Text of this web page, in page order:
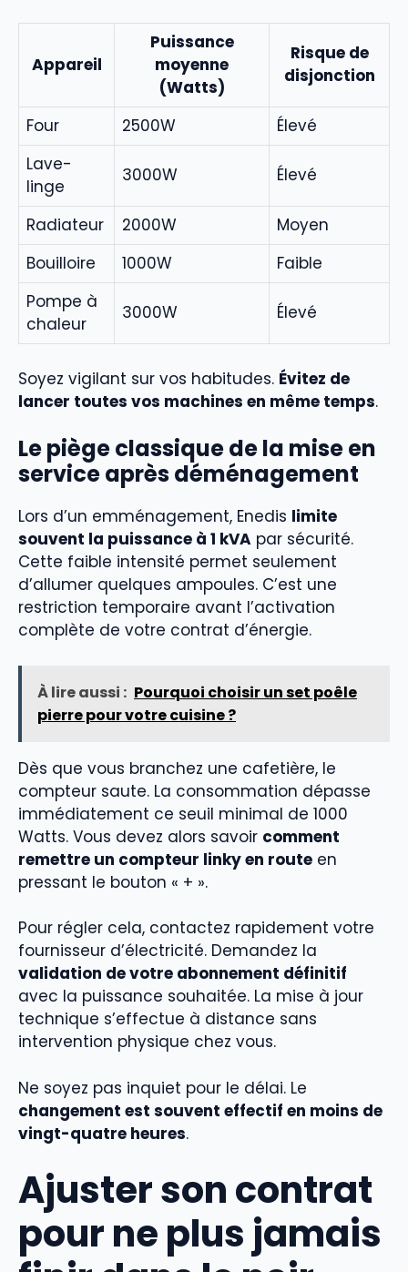
Appareil
Puissance
moyenne
(Watts)
Risque de
disjonction
Four 2500W
Élevé
Lave-
linge
3000W Élevé
Radiateur 2000W
Moyen
Bouilloire
1000W
Faible
Pompe à
chaleur
3000W Élevé
Soyez vigilant sur vos habitudes. Évitez de
lancer toutes vos machines en même temps.
Le piège classique de la mise en
service après déménagement
Lors d’un emménagement, Enedis limite
souvent la puissance à 1 kVA par sécurité.
Cette faible intensité permet seulement
d’allumer quelques ampoules. C’est une
restriction temporaire avant l’activation
complète de votre contrat d’énergie.
À lire aussi : Pourquoi choisir un set poêle
pierre pour votre cuisine ?
Dès que vous branchez une cafetière, le
compteur saute. La consommation dépasse
immédiatement ce seuil minimal de 1000
Watts. Vous devez alors savoir comment
remettre un compteur linky en route en
pressant le bouton « + ».
Pour régler cela, contactez rapidement votre
fournisseur d’électricité. Demandez la
validation de votre abonnement définitif
avec la puissance souhaitée. La mise à jour
technique s’effectue à distance sans
intervention physique chez vous.
Ne soyez pas inquiet pour le délai. Le
changement est souvent effectif en moins de
vingt-quatre heures.
Ajuster son contrat
pour ne plus jamais